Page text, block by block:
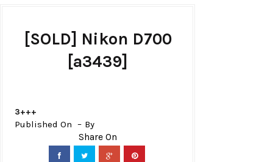
[SOLD] Nikon D700
[a3439]
3+++
Published On By